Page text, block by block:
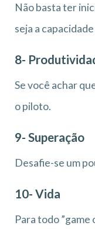
Não basta ter
seja a
8-
Se você achar
o piloto.
9- Superação
Desafie-se um
10- Vida
Para todo ”game